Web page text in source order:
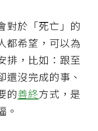
對於「死亡」的
都希望，可以為
排，比如：跟至
還沒完成的事、
的善終方式，是
。